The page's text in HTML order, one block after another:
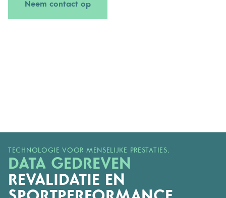
Neem contact op
TECHNOLOGIE VOOR MENSELIJKE PRESTATIES.
DATA GEDREVEN
REVALIDATIE EN